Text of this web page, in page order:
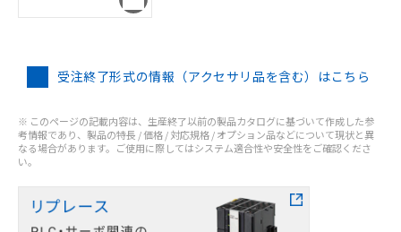
受注終了形式の情報（アクセサリ品を含む）はこちら
※ このページの記載内容は、生産終了以前の製品カタログに基づいて作成した参
考情報であり、製品の特長 / 価格 / 対応規格 / オプション品などについて現状と異
なる場合があります。ご使用に際してはシステム適合性や安全性をご確認くださ
い。